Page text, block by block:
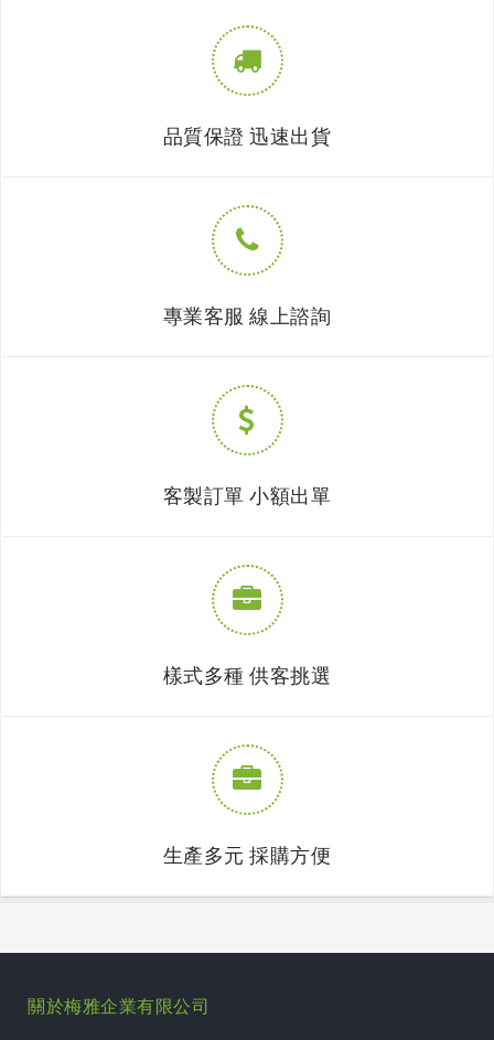
品質保證 迅速出貨
專業客服 線上諮詢
客製訂單 小額出單
樣式多種 供客挑選
生產多元 採購方便
關於梅雅企業有限公司